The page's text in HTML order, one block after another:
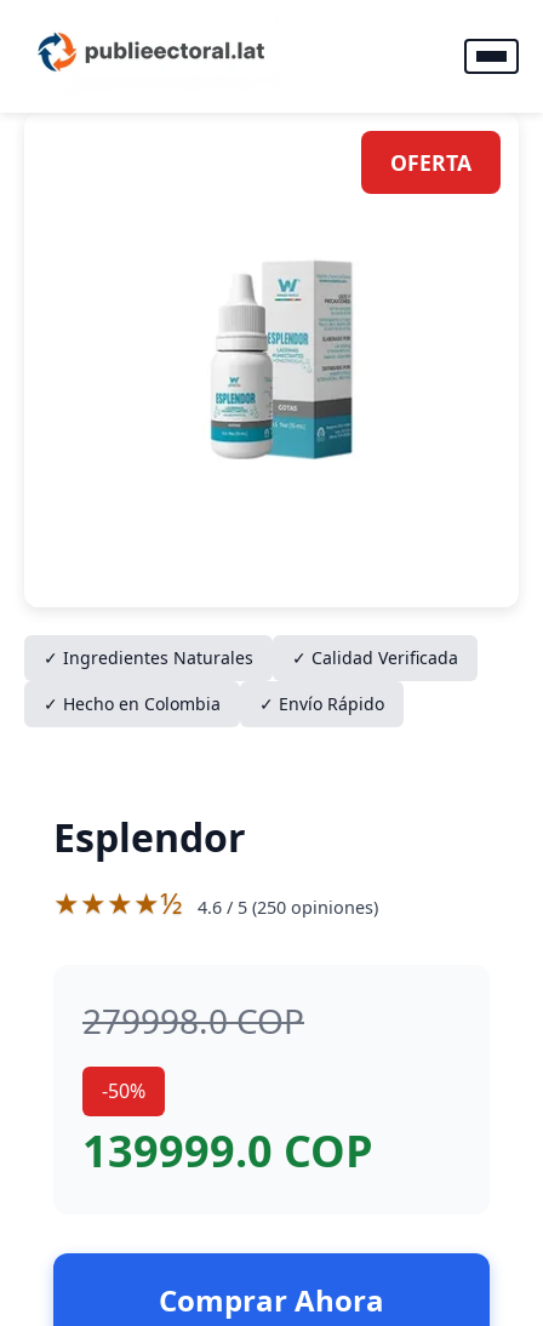
OFERTA
✓ Ingredientes Naturales
✓ Calidad Verificada
✓ Hecho en Colombia
✓ Envío Rápido
Esplendor
★★★★½ 4.6 / 5 (250 opiniones)
279998.0 COP
-50%
139999.0 COP
Comprar Ahora